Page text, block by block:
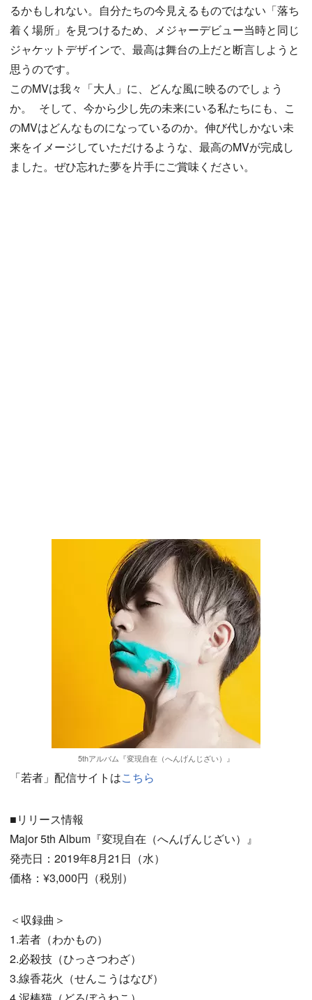
るかもしれない。自分たちの今見えるものではない「落ち
着く場所」を見つけるため、メジャーデビュー当時と同じ
ジャケットデザインで、最高は舞台の上だと断言しようと
思うのです。
このMVは我々「大人」に、どんな風に映るのでしょう
か。 そして、今から少し先の未来にいる私たちにも、こ
のMVはどんなものになっているのか。伸び代しかない未
来をイメージしていただけるような、最高のMVが完成し
ました。ぜひ忘れた夢を片手にご賞味ください。
5thアルバム『変現自在（へんげんじざい）』
「若者」配信サイトはこちら
■リリース情報
Major 5th Album『変現自在（へんげんじざい）』
発売日：2019年8月21日（水）
価格：¥3,000円（税別）
＜収録曲＞
1.若者（わかもの）
2.必殺技（ひっさつわざ）
3.線香花火（せんこうはなび）